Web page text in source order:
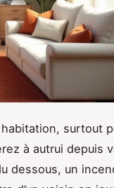
surtout
à autrui depuis
dessous, un